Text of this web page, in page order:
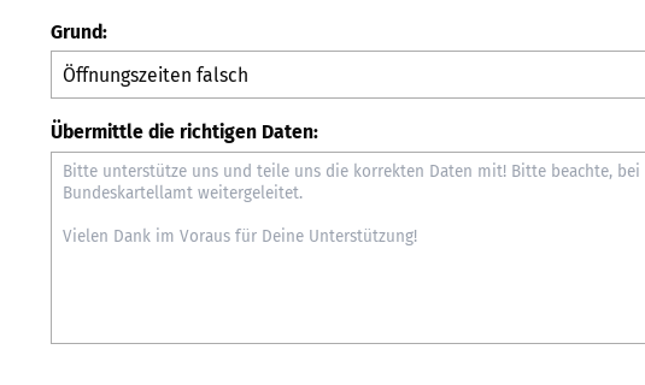
Grund:
Übermittle die richtigen Daten: